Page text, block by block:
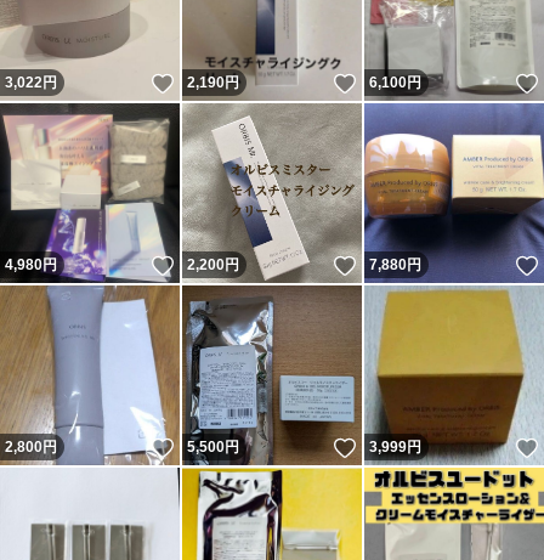
3,022円 いいね！
2,190円 いいね！
6,100円
4,980円 いいね！
2,200円 いいね！
7,880円
2,800円 いいね！
5,500円 いいね！
3,999円